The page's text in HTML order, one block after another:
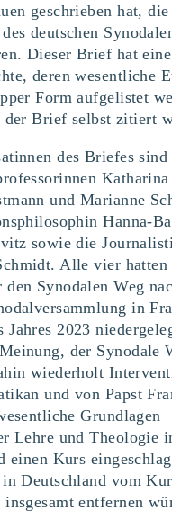
geschrieben hat,
deutschen
Dieser Brief hat eine
deren wesentliche
Form aufgelistet
der Brief selbst zitiert
des Briefes sind
Katharina
und Marianne
Hanna-
sowie die
Alle vier
Synodalen Weg
in
Jahres 2023
der Synodale
wiederholt
und von Papst
Grundlagen
Lehre und Theologie
einen Kurs
Deutschland vom
entfernen